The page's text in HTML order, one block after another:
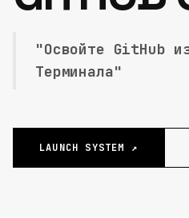
"Освойте GitHub
Терминала"
LAUNCH SYSTEM ↗